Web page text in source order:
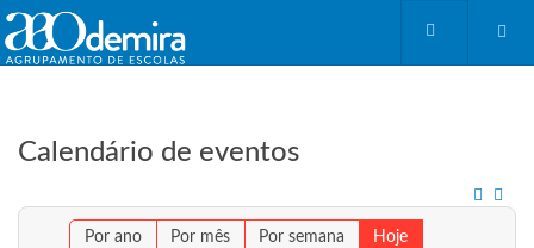
Calendário de eventos
Por ano Por mês Por semana Hoje